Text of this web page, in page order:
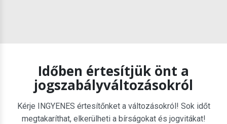
Időben értesítjük önt a
jogszabályváltozásokról
Kérje INGYENES értesítőnket a változásokról! Sok időt
megtakaríthat, elkerülheti a bírságokat és jogvitákat!